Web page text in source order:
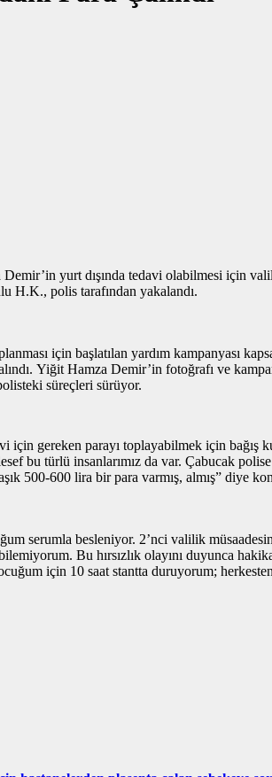
yurt dışında tedavi olabilmesi için
H.K., polis tarafından yakalandı.
için başlatılan yardım kampanyası
Yiğit Hamza Demir’in fotoğrafı ve
süreçleri sürüyor.
için gereken parayı toplayabilmek için bağış
bu türlü insanlarımız da var. Çabucak
500-600 lira bir para varmış, almış” diye
serumla besleniyor. 2’nci valilik
Bu hırsızlık olayını duyunca
için 10 saat stantta duruyorum;